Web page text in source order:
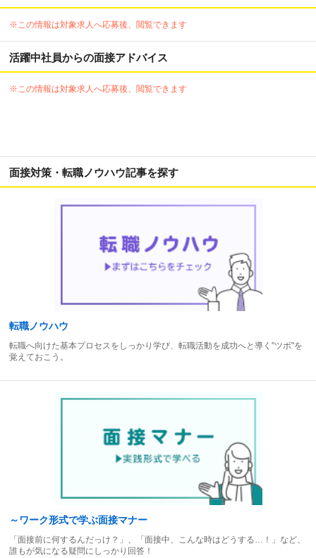
※この情報は対象求人へ応募後、閲覧できます
活躍中社員からの面接アドバイス
※この情報は対象求人へ応募後、閲覧できます
面接対策・転職ノウハウ記事を探す
転職ノウハウ
転職へ向けた基本プロセスをしっかり学び、転職活動を成功へと導く"ツボ"を
覚えておこう。
～ワーク形式で学ぶ面接マナー
「面接前に何するんだっけ？」、「面接中、こんな時はどうする…！」など、
誰もが気になる疑問にしっかり回答！